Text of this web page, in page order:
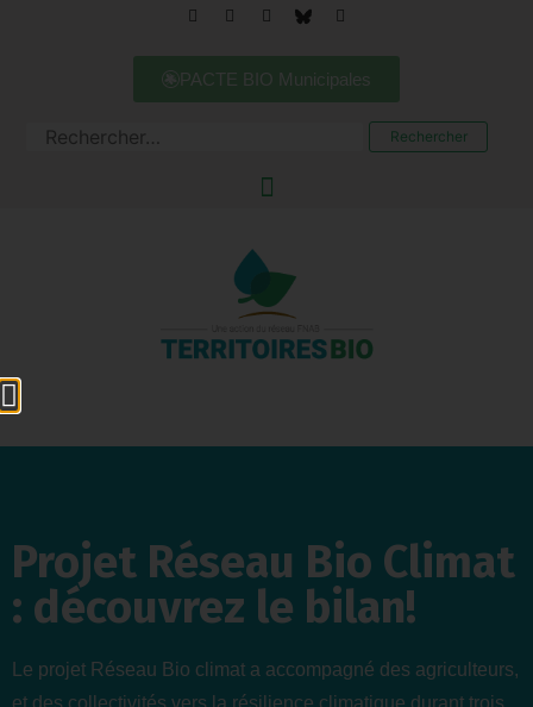
PACTE BIO Municipales
Projet Réseau Bio Climat
: découvrez le bilan!
Le projet Réseau Bio climat a accompagné des agriculteurs,